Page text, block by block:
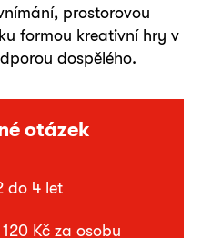
otázek
do 4 let
120 Kč za osobu
prostorovou
formou kreativní hry v
dospělého.